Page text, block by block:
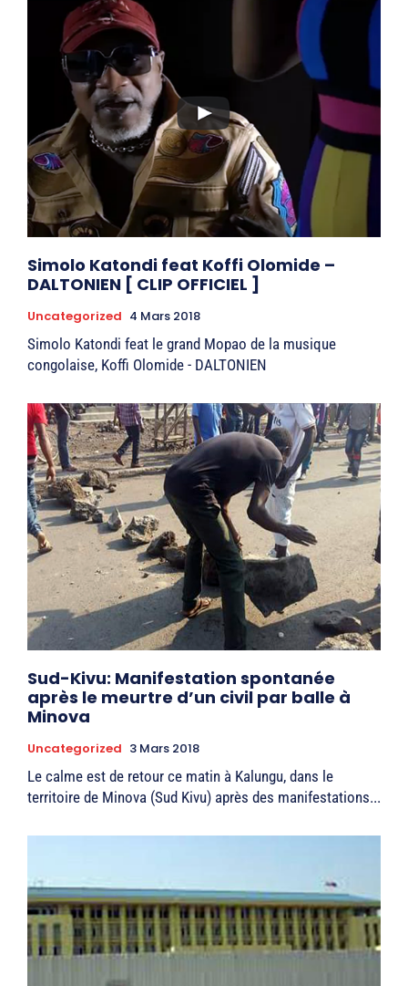
Simolo Katondi feat Koffi Olomide –
DALTONIEN [ CLIP OFFICIEL ]
Uncategorized 4 Mars 2018
Simolo Katondi feat le grand Mopao de la musique
congolaise, Koffi Olomide - DALTONIEN
Sud-Kivu: Manifestation spontanée
après le meurtre d’un civil par balle à
Minova
Uncategorized 3 Mars 2018
Le calme est de retour ce matin à Kalungu, dans le
territoire de Minova (Sud Kivu) après des manifestations...